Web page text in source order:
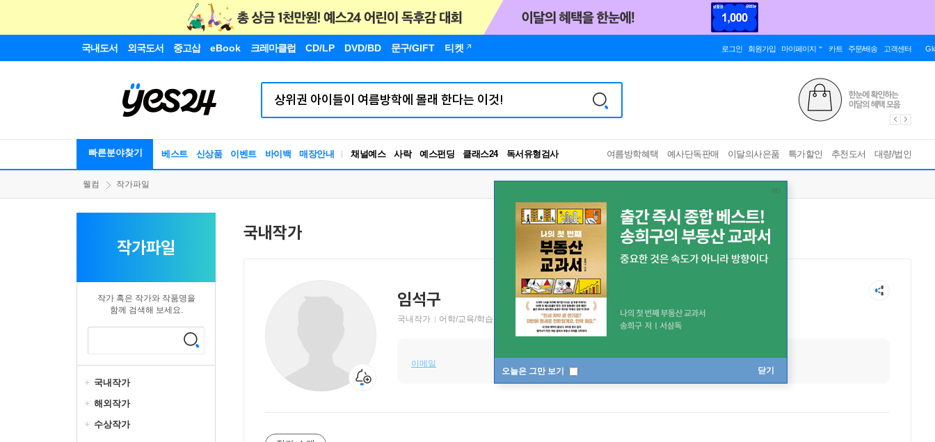
국내도서 외국도서 중고샵 eBook 크레마클럽 CD/LP DVD/BD 문구/GIFT 티켓 로그인 회원가입 마이페이지 카트 주문/배송 고객센터
빠른분야찾기 베스트 신상품 이벤트 바이백 매장안내 채널예스 사락 예스펀딩 클래스24
RBTI Lab
독서유형검사
여름방학혜택 예사단독판매 이달의사은품 특가할인 추천도서 대량/법인
오늘은 그만 보기 닫기
웰컴 작가파일
작가파일
작가 혹은 작가와 작품명을
함께 검색해 보세요.
국내작가
해외작가
수상작가
국내작가
임석구
국내작가 어학/교육/학습 저자
이메일